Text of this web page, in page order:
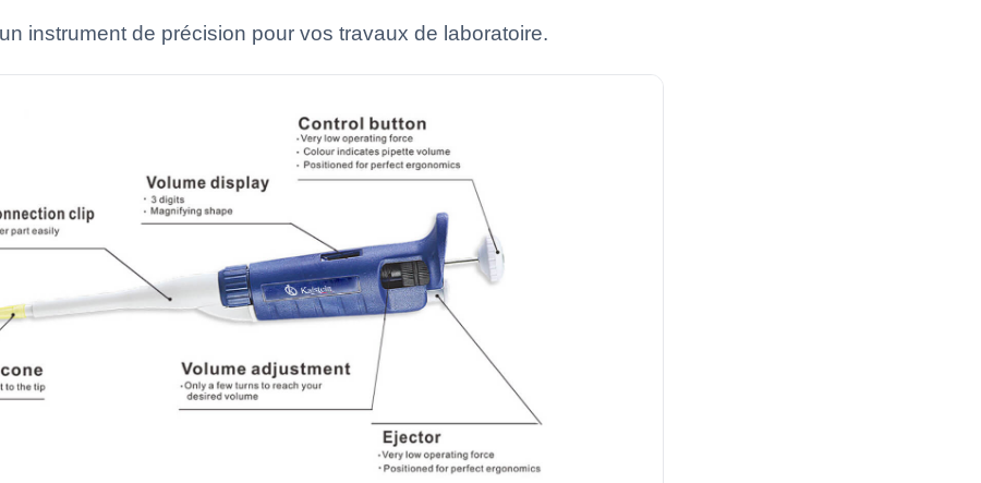
instrument de précision pour vos travaux de laboratoire.